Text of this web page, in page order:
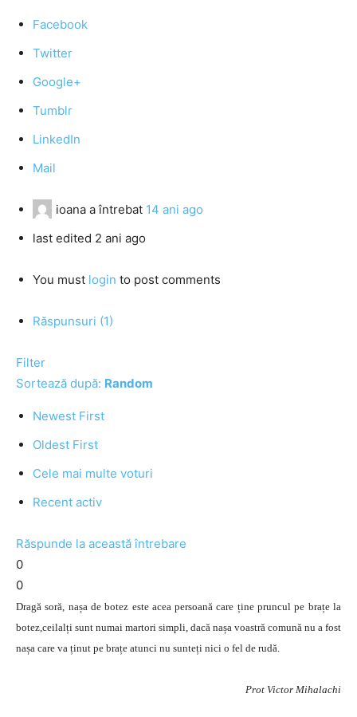
Facebook
Twitter
Google+
Tumblr
LinkedIn
Mail
ioana a întrebat 14 ani ago
last edited 2 ani ago
You must login to post comments
Răspunsuri (1)
Filter
Sortează după: Random
Newest First
Oldest First
Cele mai multe voturi
Recent activ
Răspunde la această întrebare
0
0
Dragă soră, nașa de botez este acea persoană care ține pruncul pe brațe la
botez,ceilalți sunt numai martori simpli, dacă nașa voastră comună nu a fost
nașa care va ținut pe brațe atunci nu sunteți nici o fel de rudă.
Prot Victor Mihalachi